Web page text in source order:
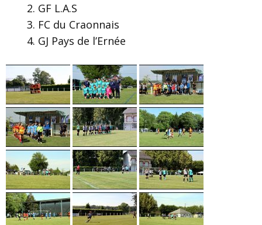
GF L.A.S
FC du Craonnais
GJ Pays de l’Ernée